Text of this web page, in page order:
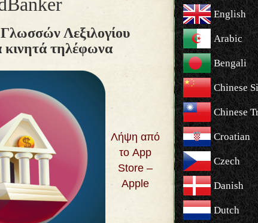
Λεξιλογίου
τηλέφωνα
Λήψη από
το App
Store –
Apple
English
Arabic
Bengali
Chinese
Chinese
Croatian
Czech
Danish
Dutch